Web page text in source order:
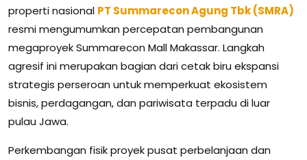
properti nasional PT Summarecon Agung Tbk (SMRA)
resmi mengumumkan percepatan pembangunan
megaproyek Summarecon Mall Makassar. Langkah
agresif ini merupakan bagian dari cetak biru ekspansi
strategis perseroan untuk memperkuat ekosistem
bisnis, perdagangan, dan pariwisata terpadu di luar
pulau Jawa.
Perkembangan fisik proyek pusat perbelanjaan dan